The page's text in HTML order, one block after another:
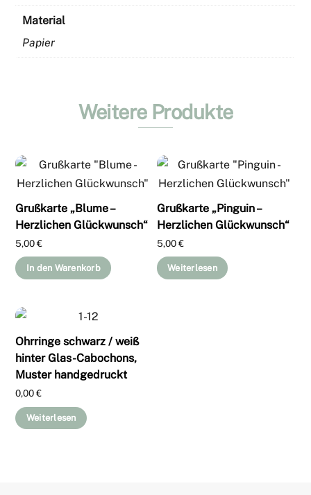
Material
Papier
Weitere Produkte
Grußkarte „Blume –
Herzlichen Glückwunsch“
5,00€
In den Warenkorb
Grußkarte „Pinguin –
Herzlichen Glückwunsch“
5,00€
Weiterlesen
Ohrringe schwarz / weiß
hinter Glas-Cabochons,
Muster handgedruckt
0,00€
Weiterlesen